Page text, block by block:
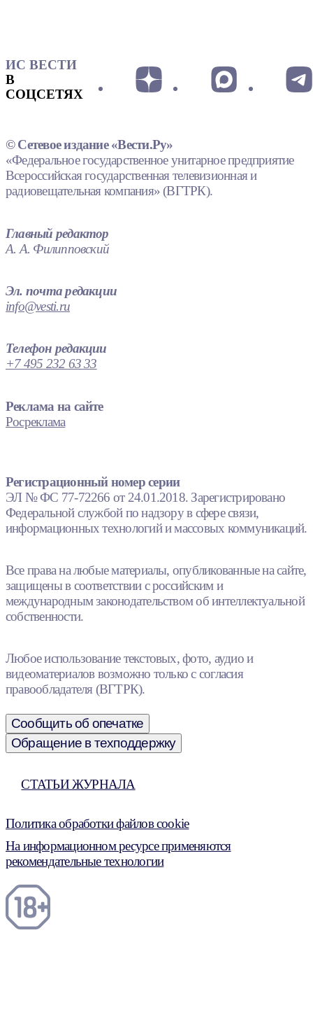
ИС ВЕСТИ
В
СОЦСЕТЯХ
© Сетевое издание «Вести.Ру»
«Федеральное государственное унитарное предприятие
Всероссийская государственная телевизионная и
радиовещательная компания» (ВГТРК).
Главный редактор
А. А. Филипповский
Эл. почта редакции
info@vesti.ru
Телефон редакции
+7 495 232 63 33
Реклама на сайте
Росреклама
Регистрационный номер серии
ЭЛ № ФС 77-72266 от 24.01.2018. Зарегистрировано
Федеральной службой по надзору в сфере связи,
информационных технологий и массовых коммуникаций.
Все права на любые материалы, опубликованные на сайте,
защищены в соответствии с российским и
международным законодательством об интеллектуальной
собственности.
Любое использование текстовых, фото, аудио и
видеоматериалов возможно только с согласия
правообладателя (ВГТРК).
Сообщить об опечатке
Обращение в техподдержку
СТАТЬИ ЖУРНАЛА
Политика обработки файлов cookie
На информационном ресурсе применяются
рекомендательные технологии